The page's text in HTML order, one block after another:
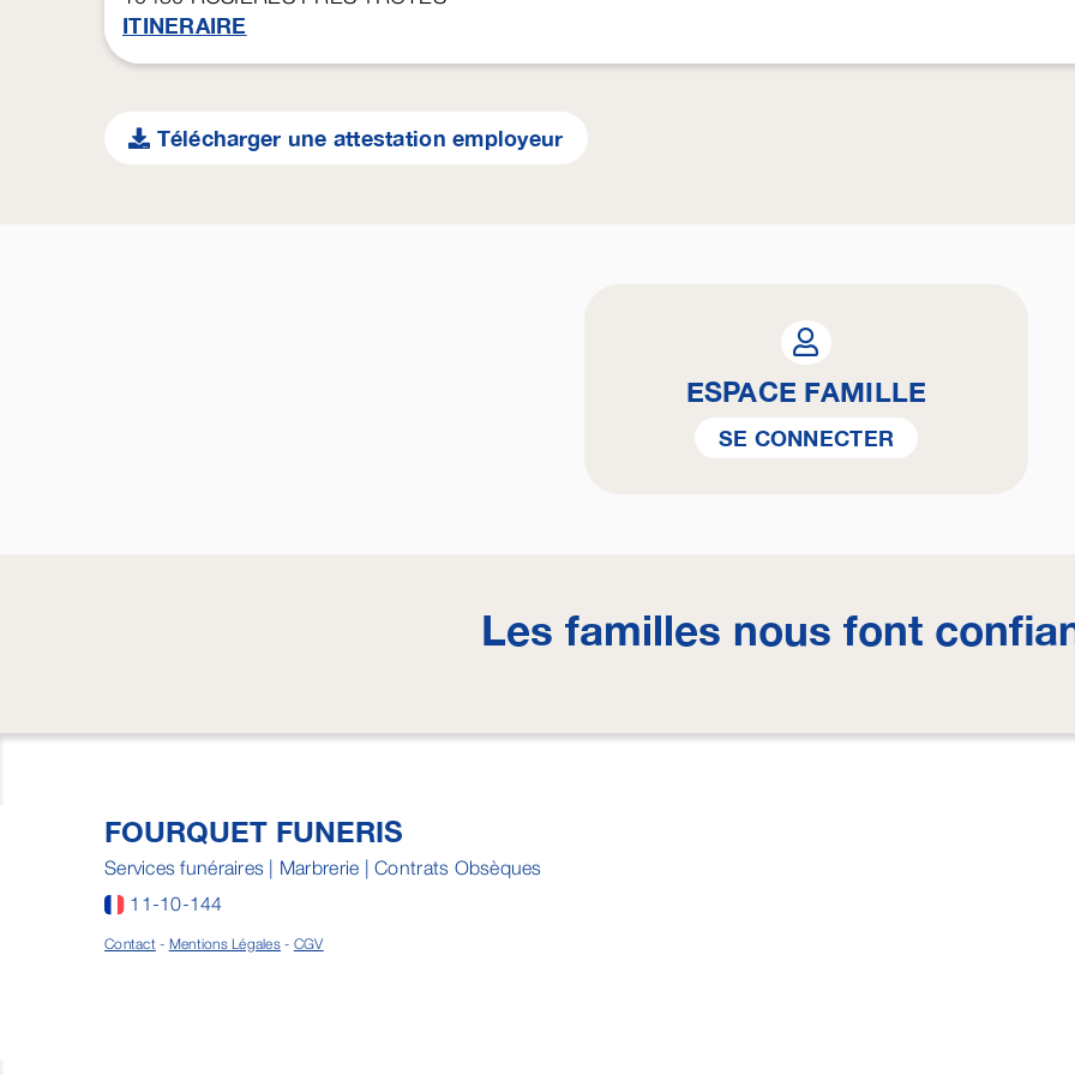
ITINERAIRE
Télécharger une attestation employeur
ESPACE FAMILLE
SE CONNECTER
Les familles nous font
FOURQUET FUNERIS
Services funéraires | Marbrerie | Contrats Obsèques
11-10-144
Contact- Mentions Légales - CGV